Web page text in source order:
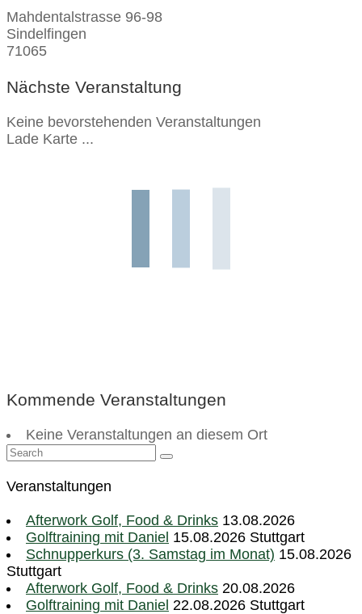
Mahdentalstrasse 96-98
Sindelfingen
71065
Nächste Veranstaltung
Keine bevorstehenden Veranstaltungen
Lade Karte ...
Kommende Veranstaltungen
Keine Veranstaltungen an diesem Ort
Veranstaltungen
Afterwork Golf, Food & Drinks 13.08.2026
Golftraining mit Daniel 15.08.2026 Stuttgart
Schnupperkurs (3. Samstag im Monat) 15.08.2026
Stuttgart
Afterwork Golf, Food & Drinks 20.08.2026
Golftraining mit Daniel 22.08.2026 Stuttgart